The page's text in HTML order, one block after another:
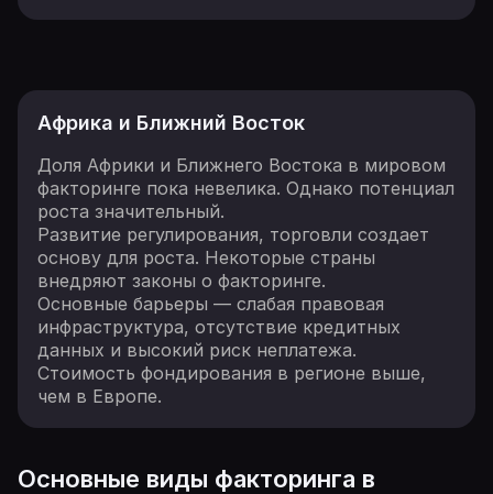
Африка и Ближний Восток
Доля Африки и Ближнего Востока в мировом
факторинге пока невелика. Однако потенциал
роста значительный.
Развитие регулирования, торговли создает
основу для роста. Некоторые страны
внедряют законы о факторинге.
Основные барьеры — слабая правовая
инфраструктура, отсутствие кредитных
данных и высокий риск неплатежа.
Стоимость фондирования в регионе выше,
чем в Европе.
Основные виды факторинга в